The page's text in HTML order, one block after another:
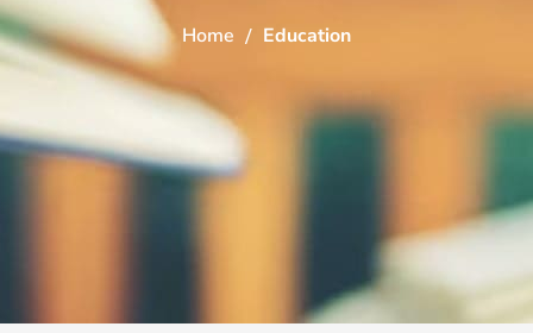
Home Education